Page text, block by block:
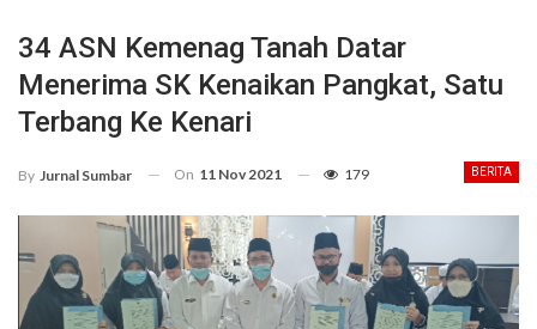
34 ASN Kemenag Tanah Datar
Menerima SK Kenaikan Pangkat, Satu
Terbang Ke Kenari
BERITA
By Jurnal Sumbar On 11 Nov 2021 179